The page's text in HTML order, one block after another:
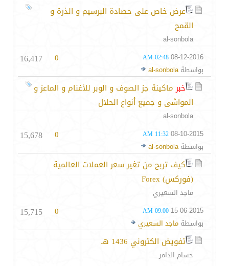
عرض خاص على حصادة البرسيم و الذرة و
القمح
al-sonbola
08-12-2016
02:48 AM
بواسطةal-sonbola
0
16,417
خبر ماكينة جز الصوف و الوبر للأغنام و الماعز و
المواشى و جميع أنواع الحلال
al-sonbola
08-10-2015
11:32 AM
بواسطةal-sonbola
0
15,678
كيف تربح من تغير سعر العملات العالمية
(فوركس) Forex
ماجد السعيري
15-06-2015
09:00 AM
بواسطة ماجد السعيري
0
15,715
تفويض الكتروني 1436 هـ
حسام الدامر